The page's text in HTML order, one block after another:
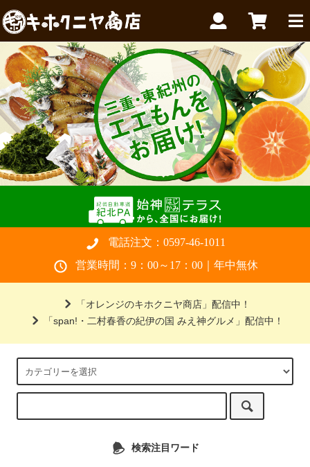
電話注文： 0597-46-1011
営業時間：9：00～17：00｜年中無休
「オレンジのキホクニヤ商店」配信中！
「span!・二村春香の紀伊の国 みえ神グルメ」配信中！
検索注目ワード